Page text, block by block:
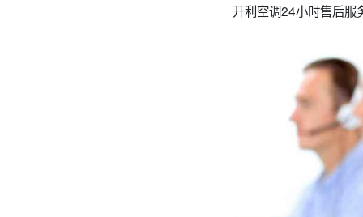
开利空调24小时售后服